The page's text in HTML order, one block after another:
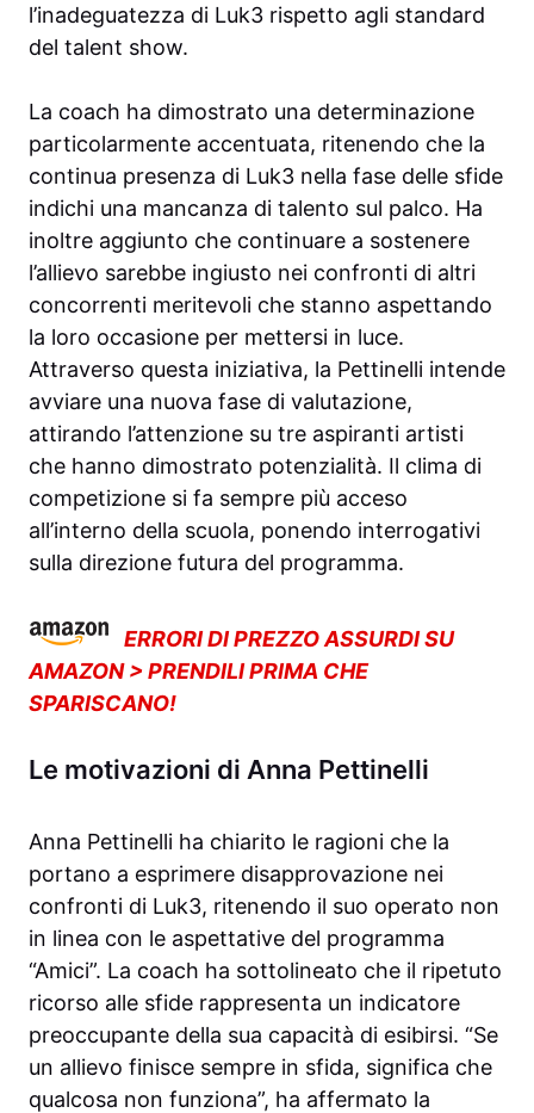
l’inadeguatezza di Luk3 rispetto agli standard
del talent show.
La coach ha dimostrato una determinazione
particolarmente accentuata, ritenendo che la
continua presenza di Luk3 nella fase delle sfide
indichi una mancanza di talento sul palco. Ha
inoltre aggiunto che continuare a sostenere
l’allievo sarebbe ingiusto nei confronti di altri
concorrenti meritevoli che stanno aspettando
la loro occasione per mettersi in luce.
Attraverso questa iniziativa, la Pettinelli intende
avviare una nuova fase di valutazione,
attirando l’attenzione su tre aspiranti artisti
che hanno dimostrato potenzialità. Il clima di
competizione si fa sempre più acceso
all’interno della scuola, ponendo interrogativi
sulla direzione futura del programma.
ERRORI DI PREZZO ASSURDI SU
AMAZON > PRENDILI PRIMA CHE
SPARISCANO!
Le motivazioni di Anna Pettinelli
Anna Pettinelli ha chiarito le ragioni che la
portano a esprimere disapprovazione nei
confronti di Luk3, ritenendo il suo operato non
in linea con le aspettative del programma
“Amici”. La coach ha sottolineato che il ripetuto
ricorso alle sfide rappresenta un indicatore
preoccupante della sua capacità di esibirsi. “Se
un allievo finisce sempre in sfida, significa che
qualcosa non funziona”, ha affermato la